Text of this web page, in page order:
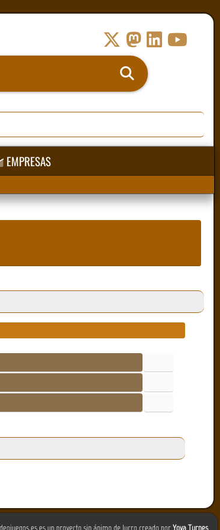
EMPRESAS
es un proyecto sin ánimo de lucro creado porYova Turnes